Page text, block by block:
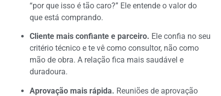
“por que isso é tão caro?” Ele entende o valor do
que está comprando.
Cliente mais confiante e parceiro. Ele confia no seu
critério técnico e te vê como consultor, não como
mão de obra. A relação fica mais saudável e
duradoura.
Aprovação mais rápida. Reuniões de aprovação